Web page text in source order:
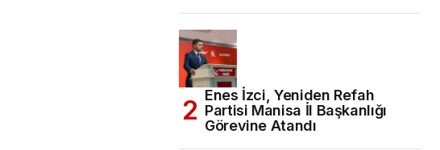
Enes İzci, Yeniden Refah
Partisi Manisa İl Başkanlığı
Görevine Atandı